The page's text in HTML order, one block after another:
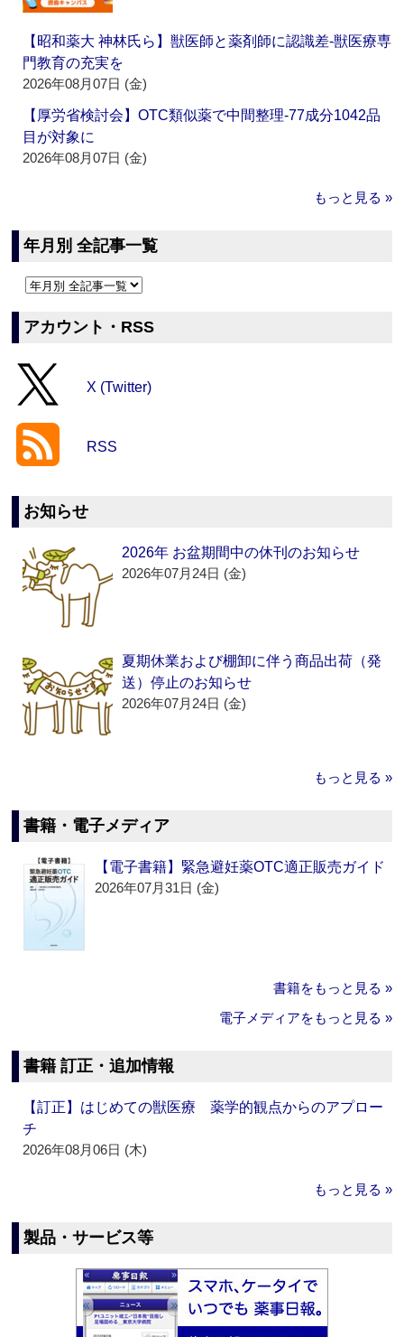
【昭和薬大 神林氏ら】獣医師と薬剤師に認識差‐獣医療専
門教育の充実を
2026年08月07日 (金)
【厚労省検討会】OTC類似薬で中間整理‐77成分1042品
目が対象に
2026年08月07日 (金)
もっと見る »
年月別 全記事一覧
アカウント・RSS
X (Twitter)
RSS
お知らせ
2026年 お盆期間中の休刊のお知らせ
2026年07月24日 (金)
夏期休業および棚卸に伴う商品出荷（発
送）停止のお知らせ
2026年07月24日 (金)
もっと見る »
書籍・電子メディア
【電子書籍】緊急避妊薬OTC適正販売ガイド
2026年07月31日 (金)
書籍をもっと見る »
電子メディアをもっと見る »
書籍 訂正・追加情報
【訂正】はじめての獣医療 薬学的観点からのアプロー
チ
2026年08月06日 (木)
もっと見る »
製品・サービス等